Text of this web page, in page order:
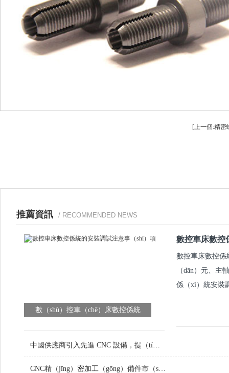
[上一個:精密
推薦資訊 / RECOMMENDED NEWS
數（shù）控車（chē）床數控係統
數控車床數控
數控車床數控係
（dān）元、
係（xì）統安裝
中國供應商引入先進 CNC 設備，提（tí）升（shēng）定製金屬零件品（pǐn）質
CNC精（jīng）密加工（gōng）備件市（shì）場持續增長，技術創新引領行業未來